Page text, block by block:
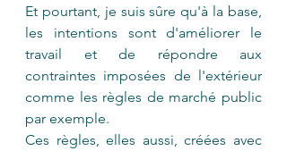
Et pourtant, je suis sûre qu'à la base,
les intentions sont d'améliorer le
travail et de répondre aux
contraintes imposées de l'extérieur
comme les règles de marché public
par exemple.
Ces règles, elles aussi, créées avec